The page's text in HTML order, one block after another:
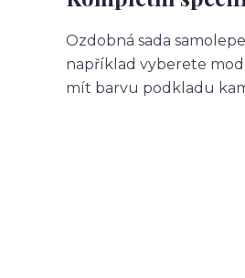
Ozdobná sada
například vyberete
mít barvu podkladu